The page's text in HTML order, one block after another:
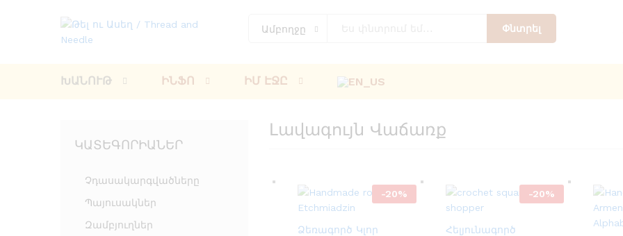
Ամբողջը Փնտրել
ԽԱՆՈՒԹ ԻՆՖՈ ԻՄ ԷՋԸ
Լավագույն Վաճառք
-20%
Ձեռագործ Կլոր
-20%
Հելյունագործ
ԿԱՏԵԳՈՐԻԱՆԵՐ
Չդասակարգվածները
Պայուսակներ
Զամբյուղներ